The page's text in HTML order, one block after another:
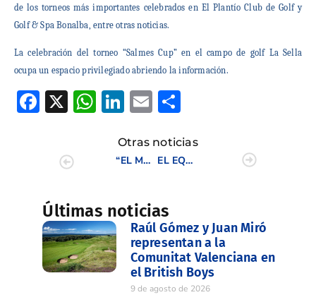
de los torneos más importantes celebrados en El Plantío Club de Golf y
Golf & Spa Bonalba, entre otras noticias.
La celebración del torneo “Salmes Cup” en el campo de golf La Sella
ocupa un espacio privilegiado abriendo la información.
Facebook
X WhatsApp
LinkedIn
Email
Otras noticias
“EL MUNDO” PUBLICA UNA ENTREVISTA A NATALIA ESCURIOLA
EL EQUIPO DE GOLF SENIOR CV DEFIENDE LA COPA EN ALMERÍA
Últimas noticias
Raúl Gómez y Juan Miró
representan a la
Comunitat Valenciana en
el British Boys
9 de agosto de 2026